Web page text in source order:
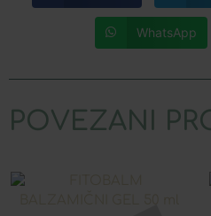
WhatsApp
POVEZANI